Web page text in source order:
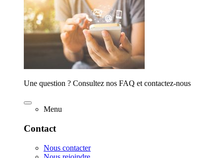
Une question ? Consultez nos FAQ et contactez-nous
Menu
Contact
Nous contacter